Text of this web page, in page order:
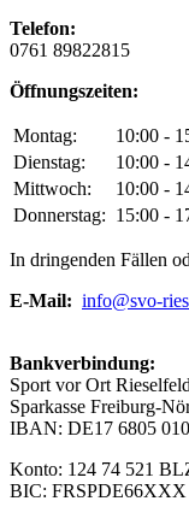
Telefon:
0761 89822815
Öffnungszeiten:
Montag:
10:00 -
Dienstag:
10:00 -
Mittwoch:
10:00 -
Donnerstag: 15:00 -
In dringenden Fällen
E-Mail: info@svo-
Bankverbindung:
Sport vor Ort
Sparkasse Freiburg-
IBAN: DE17 6805
Konto: 124 74 521
BIC: FRSPDE66XXX